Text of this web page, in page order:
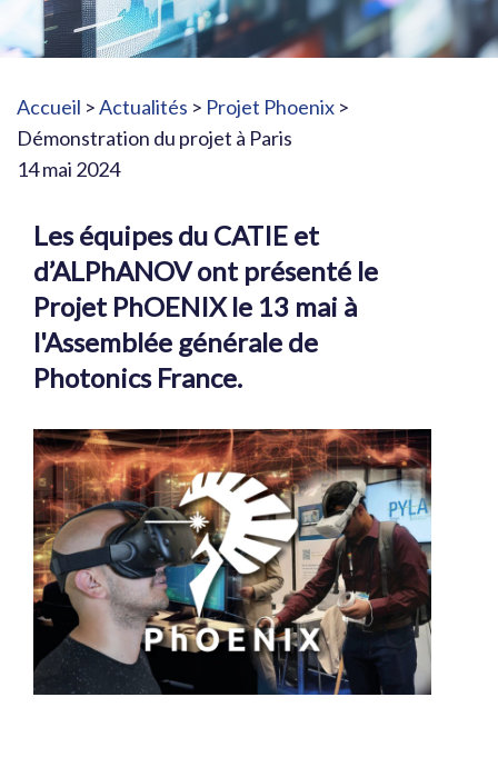
Accueil >Actualités > Projet Phoenix >
Démonstration du projet à Paris
14 mai 2024
Les équipes du CATIE et
d’ALPhANOV ont présenté le
Projet PhOENIX le 13 mai à
l'Assemblée générale de
Photonics France.